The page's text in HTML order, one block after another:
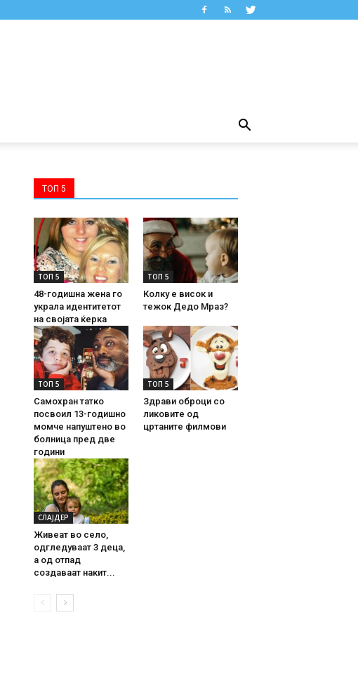
ТОП 5
ТОП 5
48-годишна жена го
украла идентитетот
на својата ќерка
ТОП 5
Колку е висок и
тежок Дедо Мраз?
ТОП 5
Самохран татко
посвоил 13-годишно
момче напуштено во
болница пред две
години
ТОП 5
Здрави оброци со
ликовите од
цртаните филмови
СЛАЈДЕР
Живеат во село,
одгледуваат 3 деца,
а од отпад
создаваат накит...